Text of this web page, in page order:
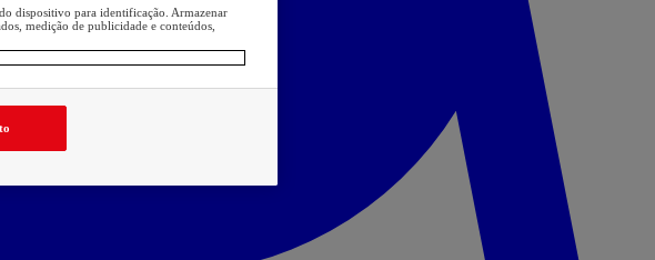
dispositivo para identificação. Armazenar
medição de publicidade e conteúdos,